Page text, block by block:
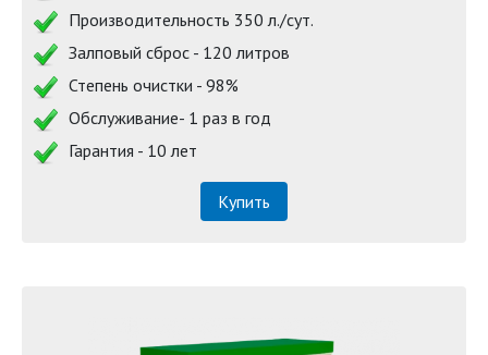
Производительность 350 л./сут.
Залповый сброс - 120 литров
Степень очистки - 98%
Обслуживание- 1 раз в год
Гарантия - 10 лет
Купить